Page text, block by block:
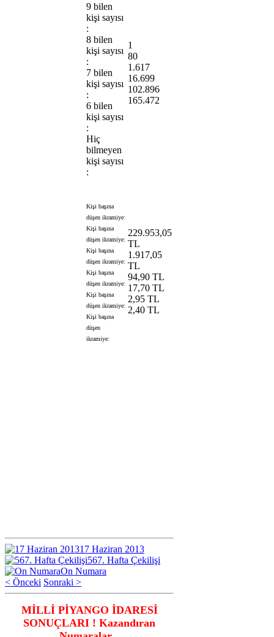
9 bilen
kişi sayısı
:
8 bilen
kişi sayısı
:
7 bilen
kişi sayısı
:
6 bilen
kişi sayısı
:
Hiç
bilmeyen
kişi sayısı
:
1
80
1.617
16.699
102.896
165.472
Kişi başına
düşen ikramiye:
Kişi başına
düşen ikramiye:
Kişi başına
düşen ikramiye:
Kişi başına
düşen ikramiye:
Kişi başına
düşen ikramiye:
Kişi başına
düşen
ikramiye:
229.953,05
TL
1.917,05
TL
94,90 TL
17,70 TL
2,95 TL
2,40 TL
17 Haziran 2013
567. Hafta Çekilişi
On Numara
< Önceki Sonraki >
MİLLİ PİYANGO İDARESİ
SONUÇLARI ! Kazandıran